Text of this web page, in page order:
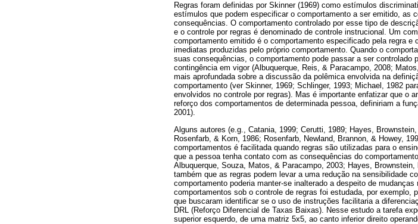
Regras foram definidas por Skinner (1969) como estímulos
estímulos que podem especificar o comportamento a ser emitido, as
consequências. O comportamento controlado por esse tipo de
e o controle por regras é denominado de controle instrucional. Um
comportamento emitido é o comportamento especificado pela regra
imediatas produzidas pelo próprio comportamento. Quando o
suas consequências, o comportamento pode passar a ser controlado
contingência em vigor (Albuquerque, Reis, & Paracampo, 2008;
mais aprofundada sobre a discussão da polêmica envolvida na
comportamento (ver Skinner, 1969; Schlinger, 1993; Michael, 1982
envolvidos no controle por regras). Mas é importante enfatizar que o
reforço dos comportamentos de determinada pessoa, definiriam a
2001).
Alguns autores (e.g., Catania, 1999; Cerutti, 1989; Hayes,
Rosenfarb, & Korn, 1986; Rosenfarb, Newland, Brannon, & Howey,
comportamentos é facilitada quando regras são utilizadas para o
que a pessoa tenha contato com as consequências do
Albuquerque, Souza, Matos, & Paracampo, 2003; Hayes,
também que as regras podem levar a uma redução na sensibilidade
comportamento poderia manter-se inalterado a despeito de
comportamentos sob o controle de regras foi estudada, por
que buscaram identificar se o uso de instruções facilitaria a
DRL (Reforço Diferencial de Taxas Baixas). Nesse estudo a tarefa
superior esquerdo, de uma matriz 5x5, ao canto inferior direito